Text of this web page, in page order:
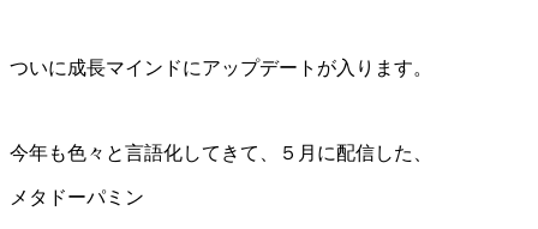
ついに成長マインドにアップデートが入ります。
今年も色々と言語化してきて、５月に配信した、
メタドーパミン